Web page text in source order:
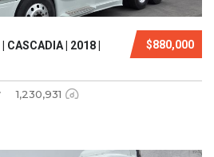
$880,000
CASCADIA | 2018 |
1,230,931